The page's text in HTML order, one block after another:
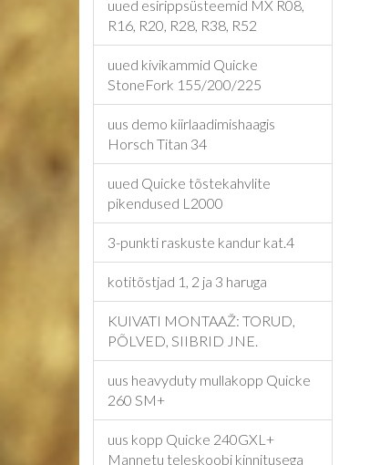
uued esirippsüsteemid MX R08,
R16, R20, R28, R38, R52
uued kivikammid Quicke
StoneFork 155/200/225
uus demo kiirlaadimishaagis
Horsch Titan 34
uued Quicke tõstekahvlite
pikendused L2000
3-punkti raskuste kandur kat.4
kotitõstjad 1, 2 ja 3 haruga
KUIVATI MONTAAŽ: TORUD,
PÕLVED, SIIBRID JNE.
uus heavyduty mullakopp Quicke
260 SM+
uus kopp Quicke 240GXL+
Mannetu teleskoobi kinnitusega